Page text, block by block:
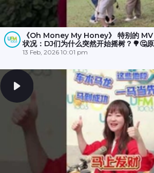
《Oh Money My Honey》 特别的 MV
状况：DJ们为什么突然开始摇树？🌳🤔
💥，大家冒雨☔️努力了半小时才成功营救
13 Feb, 2026 10:01 pm